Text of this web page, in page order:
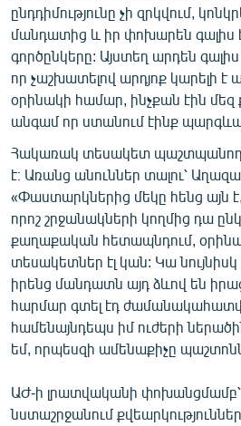
ընդդիմությունը չի զրկվում,
մանդատից և իր փոխարեն գալիս
գործընկերը: Այստեղ արդեն գալիս
որ չաշխատելով արդյոք կարելի
օրինակի համար, ինչքան էին մեզ
անգամ որ ստանում էինք
Հակառակ տեսակետ
է։ Առանց անուններ տալու՝
«Փաստարկներից մեկը հենց այն
որոշ շրջանակների կողմից դա
քաղաքական հետապնդում,
տեսակետներ էլ կան: Կա
իրենց մանդատն այդ ձևով են
հարմար գտել էդ
համենայնդեպս իմ ուժերի
եմ, որպեսզի ամենաքիչը
ԱԺ-ի լրատվականի
նստաշրջանում